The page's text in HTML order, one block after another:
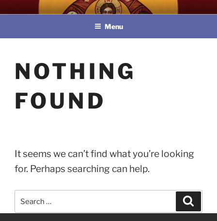
to
教區婚姻與家庭牧民委員會
Menu
NOTHING
FOUND
It seems we can’t find what you’re looking
for. Perhaps searching can help.
for: